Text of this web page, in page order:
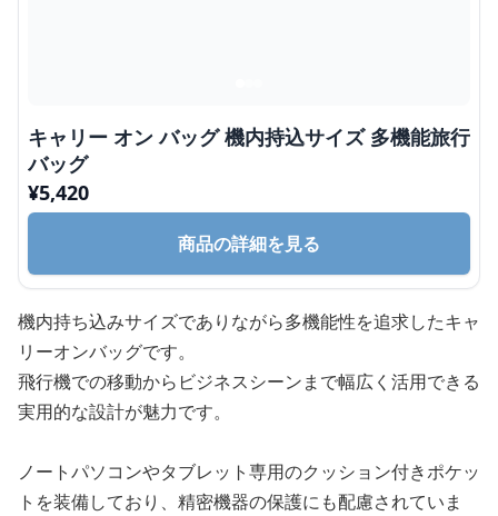
キャリー オン バッグ 機内持込サイズ 多機能旅行
バッグ
¥5,420
商品の詳細を見る
機内持ち込みサイズでありながら多機能性を追求したキャ
リーオンバッグです。
飛行機での移動からビジネスシーンまで幅広く活用できる
実用的な設計が魅力です。
ノートパソコンやタブレット専用のクッション付きポケッ
トを装備しており、精密機器の保護にも配慮されていま